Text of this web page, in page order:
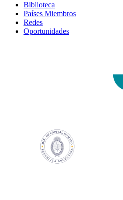
Biblioteca
Países Miembros
Redes
Oportunidades